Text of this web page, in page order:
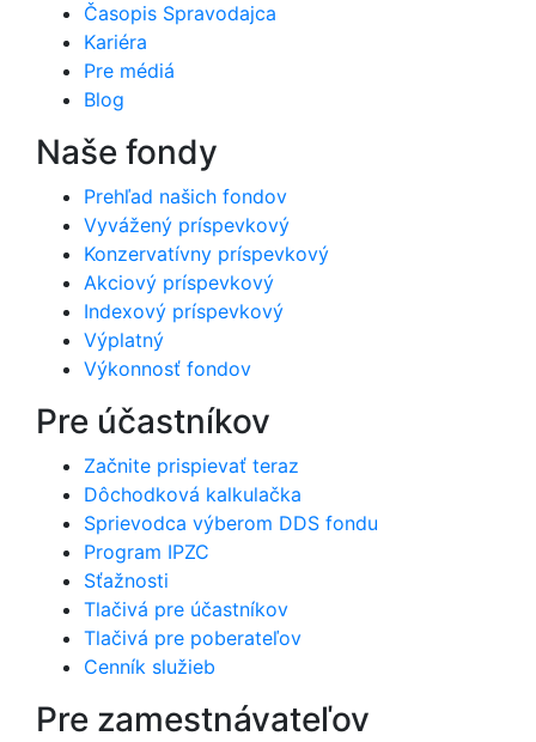
Časopis Spravodajca
Kariéra
Pre médiá
Blog
Naše fondy
Prehľad našich fondov
Vyvážený príspevkový
Konzervatívny príspevkový
Akciový príspevkový
Indexový príspevkový
Výplatný
Výkonnosť fondov
Pre účastníkov
Začnite prispievať teraz
Dôchodková kalkulačka
Sprievodca výberom DDS fondu
Program IPZC
Sťažnosti
Tlačivá pre účastníkov
Tlačivá pre poberateľov
Cenník služieb
Pre zamestnávateľov